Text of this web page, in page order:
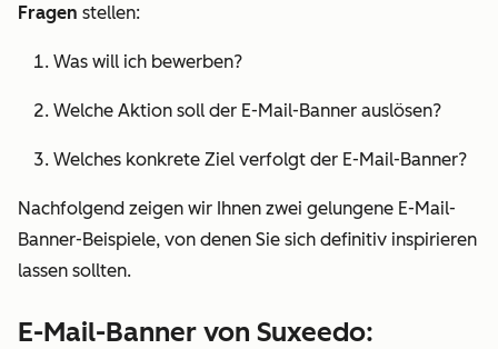
Fragen stellen:
Was will ich bewerben?
Welche Aktion soll der E-Mail-Banner auslösen?
Welches konkrete Ziel verfolgt der E-Mail-Banner?
Nachfolgend zeigen wir Ihnen zwei gelungene E-Mail-
Banner-Beispiele, von denen Sie sich definitiv inspirieren
lassen sollten.
E-Mail-Banner von Suxeedo: